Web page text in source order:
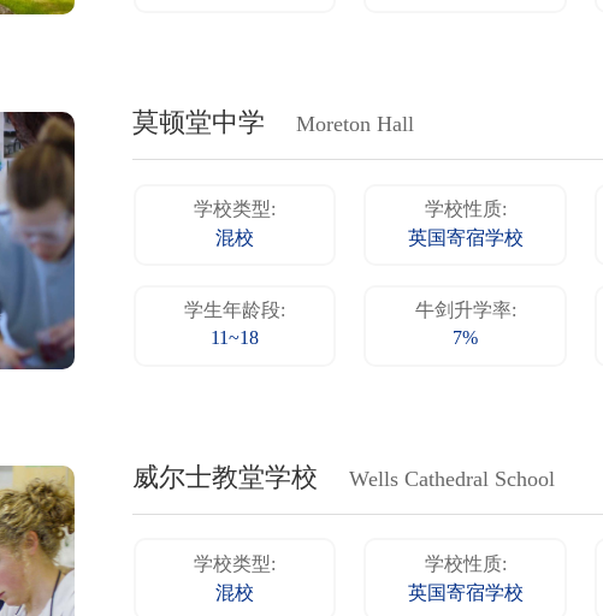
莫顿堂中学 Moreton Hall
学校类型:
混校
学校性质:
英国寄宿学校
学生年龄段:
11~18
牛剑升学率:
7%
威尔士教堂学校 Wells Cathedral School
学校类型:
混校
学校性质:
英国寄宿学校